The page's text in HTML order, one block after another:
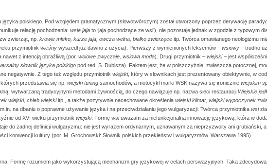
polskiego. Pod względem gramatycznym (słowotwórczym) został utworzony poprzez derywację
relację pochodzenia: wsie jaja to ‘jaja pochodzące ze wsi’), nie pozostaje jednak w zgodzie z typowym
zwierząt, np. krowie mleko, kurze jaja, owcza wełna, białko zwierzęce itp. Twórca omawianego neologizmu
przymiotnik wieśny wyszedł już dawno z użycia). Pierwszy z wymienionych leksemów – wsiowy – trudno
z intencją obraźliwą (por. wsiowe zwyczaje, wsiowa moda). Drugi przymiotnik – wiejski– jest
słownik języka polskigo pod red. S. Dubisza). Faktem jest, że w polszczyźnie, zwłaszcza potocznej,
negatywnie. Z tego też względu przymiotnik wiejski, który w słownikach jest prezentowany obiektywnie, w
przedstawia się np. wiejski tuning samochodów, a motocykl marki WSK nazywa się ironicznie wiejskim
wytwarzaną tradycyjnymi metodami żywnością, do czego nawiązuje np. nazwa sieci restauracji Wiejskie
wiejski, chleb wiejskiitp., a także pozytywnie nacechowane określenia wiejski klimat, wiejski wypoczynek
na dbaniu o poprawne używanie języka i na przeciwdziałaniu jego wulgaryzacji. Twórca przymiotnika wsi
od XVI wieku przymiotnik wiejski. Formę wsiuważam za niefunkcjonalną innowację językową, która w
do żadnej definicji wulgaryzmu: nie jest wyrazem ordynarnym, uznawanym za nieprzyzwoity ani grubiański,
konwencji kultury (por. M. Grochowski: Słownik polskich przekleństw i wulgaryzmów. Warszawa 1995).
Formę rozumiem jako wykorzystującą mechanizm gry językowej w celach perswazyjnych. Taka